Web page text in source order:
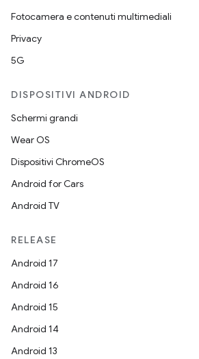
Fotocamera e contenuti multimediali
Privacy
5G
DISPOSITIVI ANDROID
Schermi grandi
Wear OS
Dispositivi ChromeOS
Android for Cars
Android TV
RELEASE
Android 17
Android 16
Android 15
Android 14
Android 13